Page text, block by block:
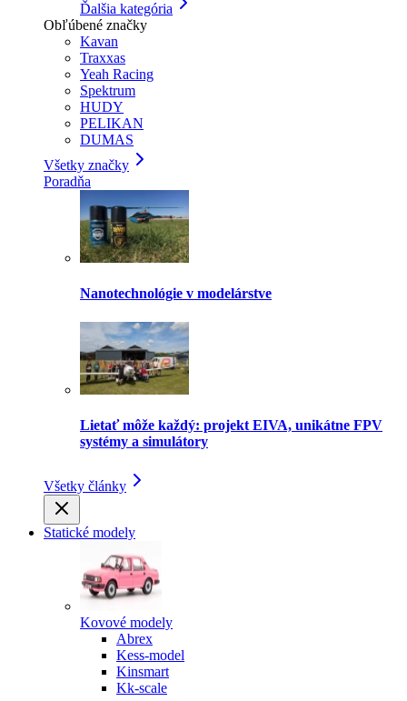
Ďalšia kategória
Obľúbené značky
Kavan
Traxxas
Yeah Racing
Spektrum
HUDY
PELIKAN
DUMAS
Všetky značky
Poradňa
Nanotechnológie v modelárstve
Lietať môže každý: projekt EIVA, unikátne FPV
systémy a simulátory
Všetky články
Statické modely
Kovové modely
Abrex
Kess-model
Kinsmart
Kk-scale